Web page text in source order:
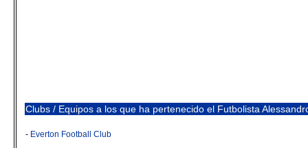
Clubs / Equipos a los que ha pertenecido el Futbolista
- Everton Football Club